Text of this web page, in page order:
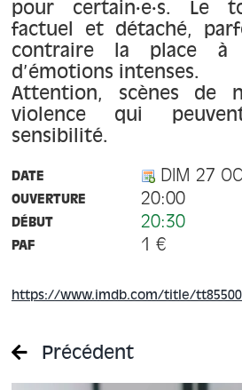
pour certain·e·s. Le
factuel et détaché,
contraire la place à
d’émotions intenses.
Attention, scènes de
violence qui
sensibilité.
DATE DIM 27
OUVERTURE 20:00
DÉBUT 20:30
PAF 1 €
https://www.imdb.com/title/
Précédent